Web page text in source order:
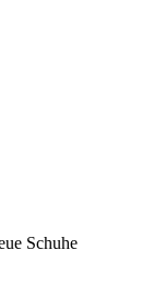
Schuhe